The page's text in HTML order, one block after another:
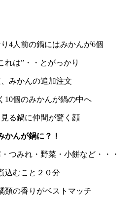
4人前の鍋にはみかんが6個
れは”・・とがっかり
みかんの追加注文
10個のみかんが鍋の中へ
る鍋に仲間が驚く顔
かんが鍋に？！
つみれ・野菜・小餅など・・・
込むこと２０分
類の香りがベストマッチ